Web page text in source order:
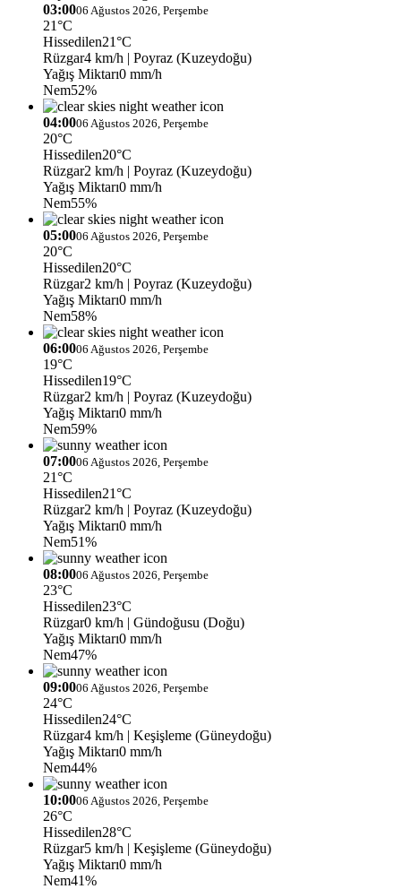
03:0006 Ağustos 2026, Perşembe
21°C
Hissedilen21°C
Rüzgar4 km/h | Poyraz (Kuzeydoğu)
Yağış Miktarı0 mm/h
Nem52%
04:0006 Ağustos 2026, Perşembe
20°C
Hissedilen20°C
Rüzgar2 km/h | Poyraz (Kuzeydoğu)
Yağış Miktarı0 mm/h
Nem55%
05:0006 Ağustos 2026, Perşembe
20°C
Hissedilen20°C
Rüzgar2 km/h | Poyraz (Kuzeydoğu)
Yağış Miktarı0 mm/h
Nem58%
06:0006 Ağustos 2026, Perşembe
19°C
Hissedilen19°C
Rüzgar2 km/h | Poyraz (Kuzeydoğu)
Yağış Miktarı0 mm/h
Nem59%
07:0006 Ağustos 2026, Perşembe
21°C
Hissedilen21°C
Rüzgar2 km/h | Poyraz (Kuzeydoğu)
Yağış Miktarı0 mm/h
Nem51%
08:0006 Ağustos 2026, Perşembe
23°C
Hissedilen23°C
Rüzgar0 km/h | Gündoğusu (Doğu)
Yağış Miktarı0 mm/h
Nem47%
09:0006 Ağustos 2026, Perşembe
24°C
Hissedilen24°C
Rüzgar4 km/h | Keşişleme (Güneydoğu)
Yağış Miktarı0 mm/h
Nem44%
10:0006 Ağustos 2026, Perşembe
26°C
Hissedilen28°C
Rüzgar5 km/h | Keşişleme (Güneydoğu)
Yağış Miktarı0 mm/h
Nem41%